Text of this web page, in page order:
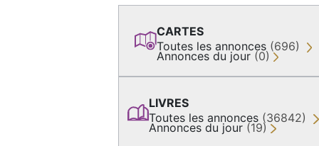
CARTES
Toutes les annonces (696)
Annonces du jour (0)
LIVRES
Toutes les annonces (36842)
Annonces du jour (19)